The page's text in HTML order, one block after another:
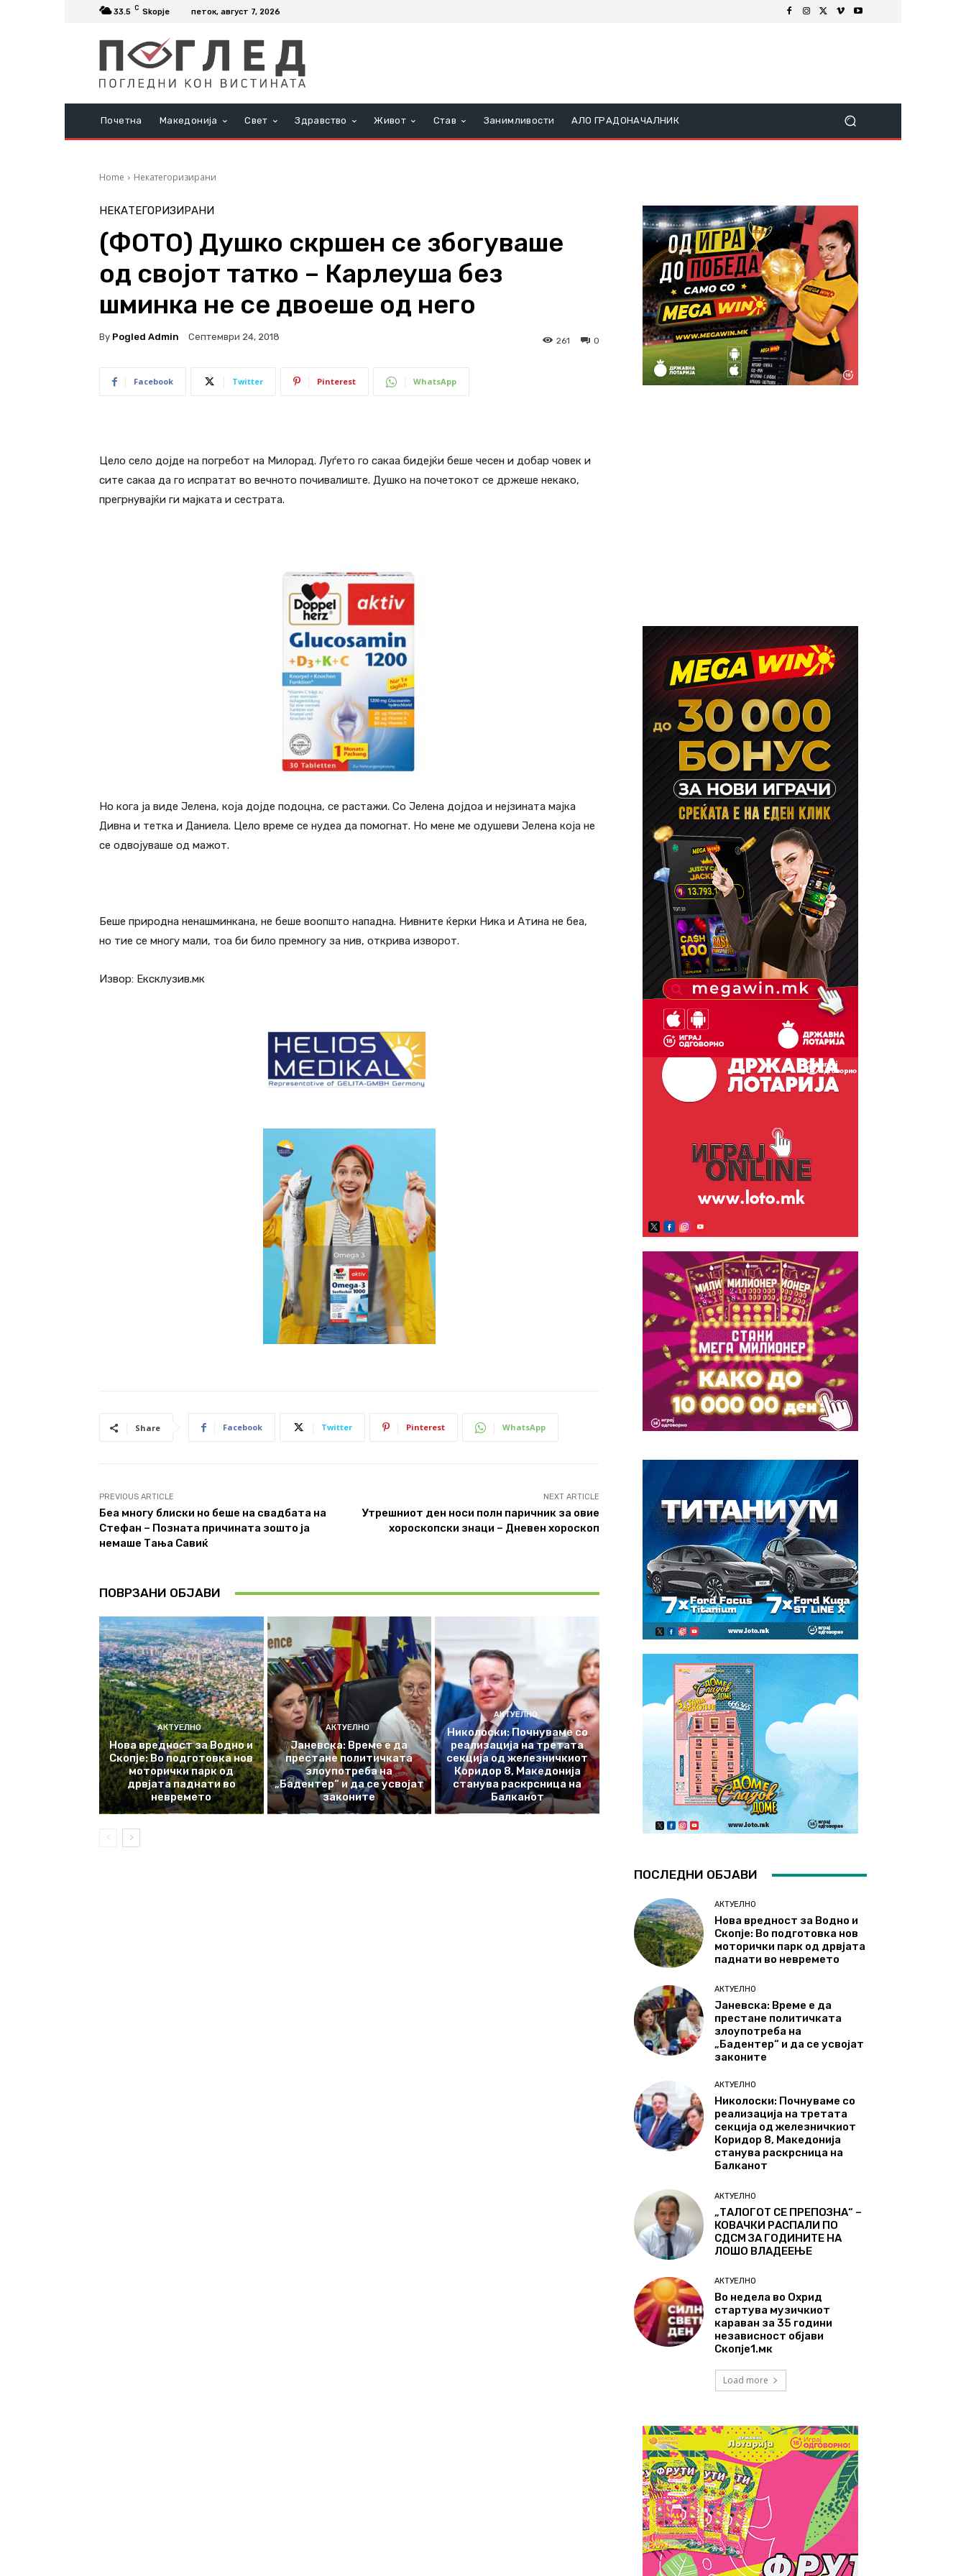
33.5 C Skopje петок, август 7, 2026
Почетна Македонија Свет Здравство Живот Став Занимливости АЛО ГРАДОНАЧАЛНИК
Home Некатегоризирани
НЕКАТЕГОРИЗИРАНИ
(ФОТО) Душко скршен се збогуваше
од својот татко – Карлеуша без
шминка не се двоеше од него
By Pogled Admin Септември 24, 2018 0
261
Facebook Twitter Pinterest WhatsApp
Цело село дојде на погребот на Милорад. Луѓето го сакаа бидејќи беше чесен и добар човек и
сите сакаа да го испратат во вечното почивалиште. Душко на почетокот се држеше некако,
прегрнувајќи ги мајката и сестрата.
Но кога ја виде Јелена, која дојде подоцна, се растажи. Со Јелена дојдоа и нејзината мајка
Дивна и тетка и Даниела. Цело време се нудеа да помогнат. Но мене ме одушеви Јелена која не
се одвојуваше од мажот.
Беше природна ненашминкана, не беше воопшто нападна. Нивните ќерки Ника и Атина не беа,
но тие се многу мали, тоа би било премногу за нив, открива изворот.
Извор: Ексклузив.мк
Share Facebook Twitter Pinterest WhatsApp
PREVIOUS ARTICLE
Беа многу блиски но беше на свадбата на
Стефан – Позната причината зошто ја
немаше Тања Савиќ
NEXT ARTICLE
Утрешниот ден носи полн паричник за овие
хороскопски знаци – Дневен хороскоп
ПОВРЗАНИ ОБЈАВИ
АКТУЕЛНО
Нова вредност за Водно и
Скопје: Во подготовка нов
моторички парк од
дрвјата паднати во
невремето
АКТУЕЛНО
Јаневска: Време е да
престане политичката
злоупотреба на
„Бадентер“ и да се усвојат
законите
АКТУЕЛНО
Николоски: Почнуваме со
реализација на третата
секција од железничкиот
Коридор 8, Македонија
станува раскрсница на
Балканот
ПОСЛЕДНИ ОБЈАВИ
АКТУЕЛНО
Нова вредност за Водно и
Скопје: Во подготовка нов
моторички парк од дрвјата
паднати во невремето
АКТУЕЛНО
Јаневска: Време е да
престане политичката
злоупотреба на
„Бадентер“ и да се усвојат
законите
АКТУЕЛНО
Николоски: Почнуваме со
реализација на третата
секција од железничкиот
Коридор 8, Македонија
станува раскрсница на
Балканот
АКТУЕЛНО
„ТАЛОГОТ СЕ ПРЕПОЗНА“ –
КОВАЧКИ РАСПАЛИ ПО
СДСМ ЗА ГОДИНИТЕ НА
ЛОШО ВЛАДЕЕЊЕ
АКТУЕЛНО
Во недела во Охрид
стартува музичкиот
караван за 35 години
независност објави
Скопје1.мк
Load more